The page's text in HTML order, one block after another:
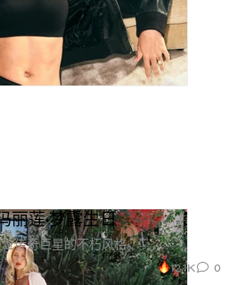
丽莲·梦露生日
传奇巨星的不朽风格。
12.1K 0